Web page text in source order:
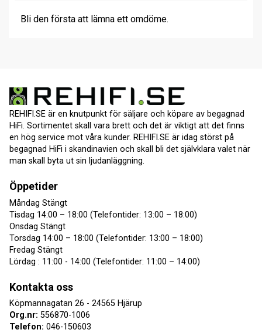
Bli den första att lämna ett omdöme.
REHIFI.SE är en knutpunkt för säljare och köpare av begagnad
HiFi. Sortimentet skall vara brett och det är viktigt att det finns
en hög service mot våra kunder. REHIFI.SE är idag störst på
begagnad HiFi i skandinavien och skall bli det självklara valet när
man skall byta ut sin ljudanläggning.
Öppetider
Måndag Stängt
Tisdag 14:00 – 18:00 (Telefontider: 13:00 – 18:00)
Onsdag Stängt
Torsdag 14:00 – 18:00 (Telefontider: 13:00 – 18:00)
Fredag Stängt
Lördag : 11:00 - 14:00 (Telefontider: 11:00 – 14:00)
Kontakta oss
Köpmannagatan 26 - 24565 Hjärup
Org.nr: 556870-1006
Telefon: 046-150603